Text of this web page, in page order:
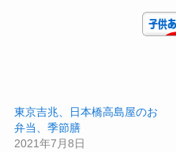
東京吉兆、日本橋高島屋のお
弁当、季節膳
2021年7月8日